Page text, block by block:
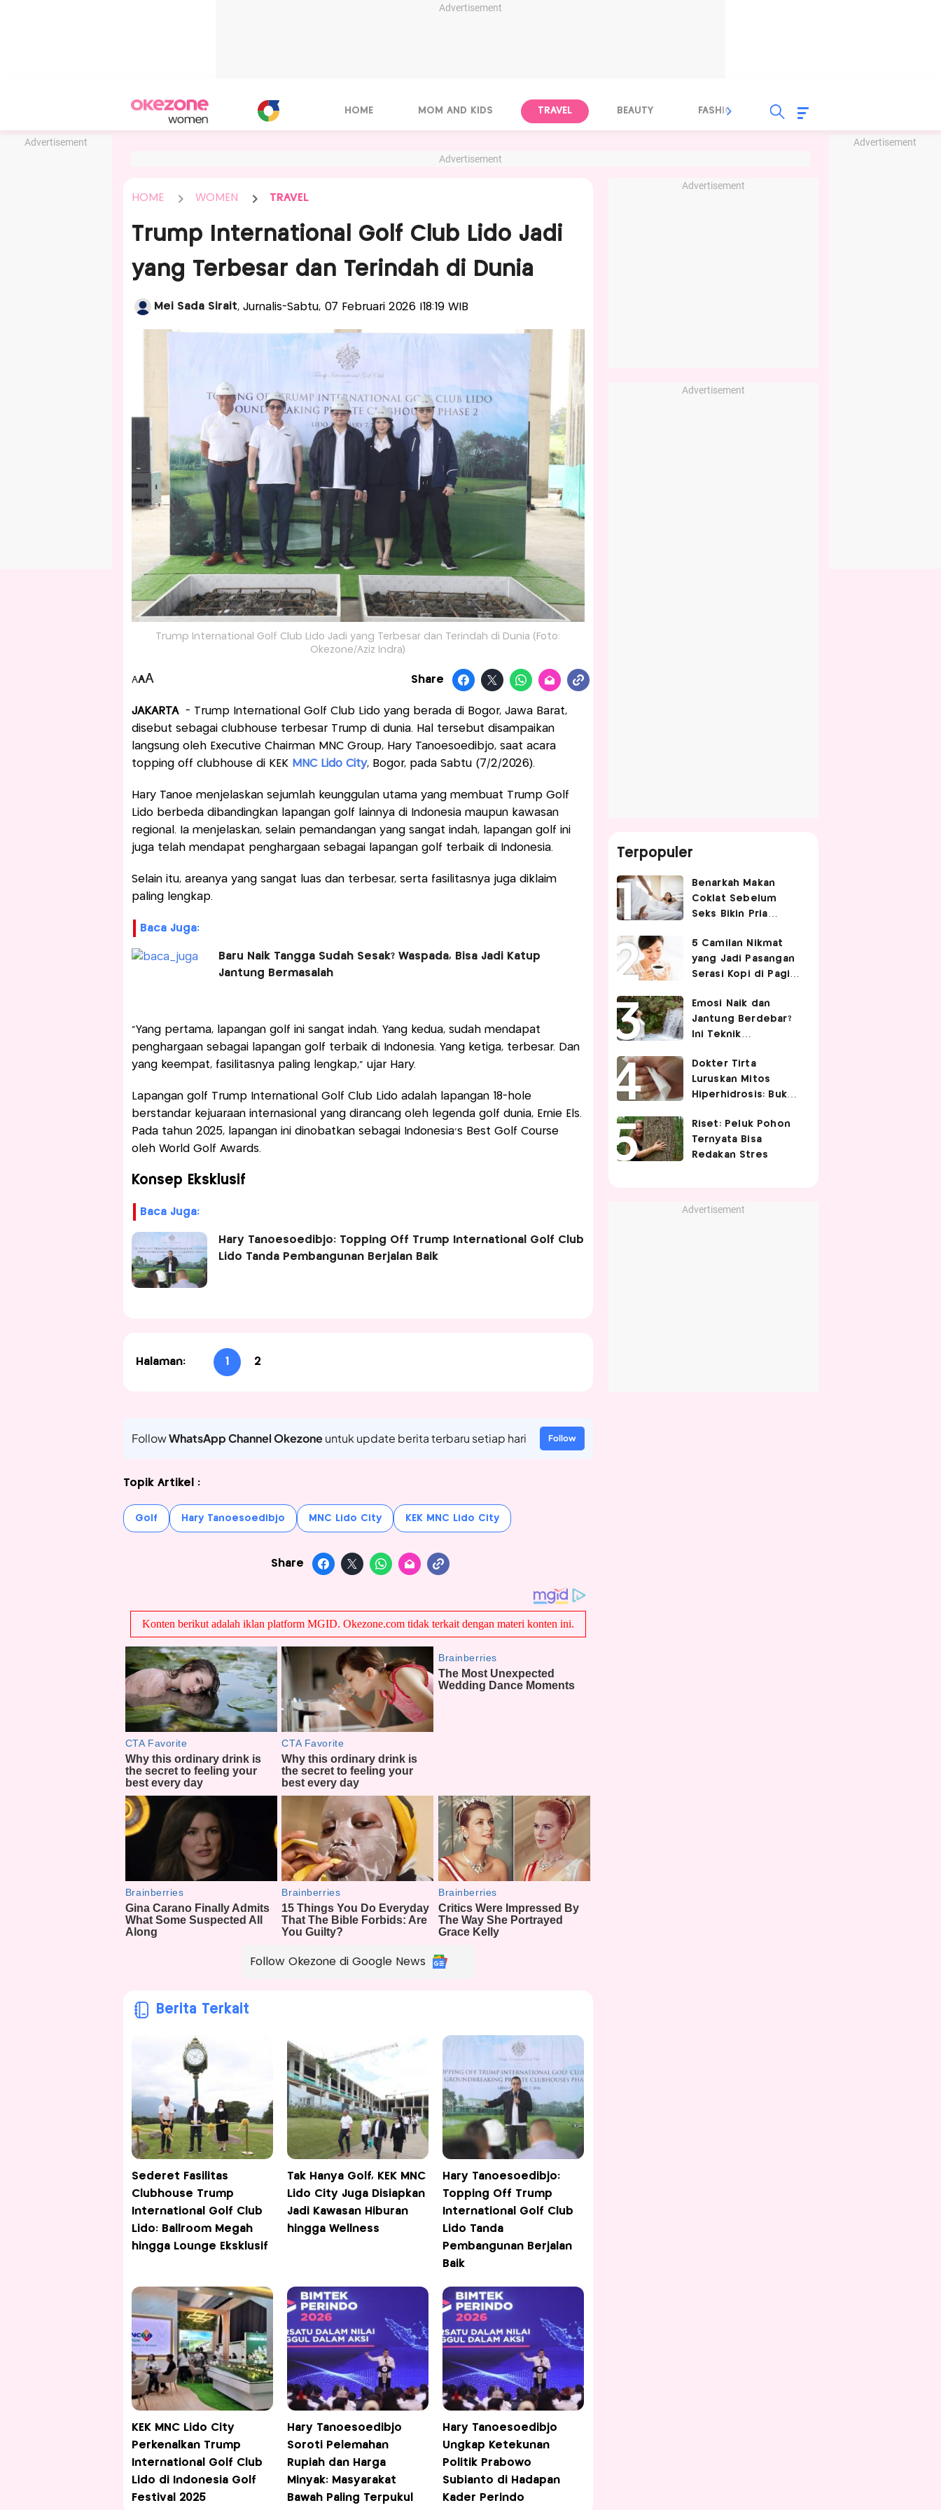
Advertisement
Advertisement Advertisement
HOME MOM AND KIDS TRAVEL BEAUTY FASHION FOOD
Advertisement
HOME WOMEN TRAVEL
Trump International Golf Club Lido Jadi
yang Terbesar dan Terindah di Dunia
Mei Sada Sirait, Jurnalis-Sabtu, 07 Februari 2026 |18:19 WIB
Trump International Golf Club Lido Jadi yang Terbesar dan Terindah di Dunia (Foto:
Okezone/Aziz Indra)
AAA Share
JAKARTA - Trump International Golf Club Lido yang berada di Bogor, Jawa Barat,
disebut sebagai clubhouse terbesar Trump di dunia. Hal tersebut disampaikan
langsung oleh Executive Chairman MNC Group, Hary Tanoesoedibjo, saat acara
topping off clubhouse di KEK MNC Lido City, Bogor, pada Sabtu (7/2/2026).
Hary Tanoe menjelaskan sejumlah keunggulan utama yang membuat Trump Golf
Lido berbeda dibandingkan lapangan golf lainnya di Indonesia maupun kawasan
regional. Ia menjelaskan, selain pemandangan yang sangat indah, lapangan golf ini
juga telah mendapat penghargaan sebagai lapangan golf terbaik di Indonesia.
Selain itu, areanya yang sangat luas dan terbesar, serta fasilitasnya juga diklaim
paling lengkap.
Baca Juga:
Baru Naik Tangga Sudah Sesak? Waspada, Bisa Jadi Katup
Jantung Bermasalah
“Yang pertama, lapangan golf ini sangat indah. Yang kedua, sudah mendapat
penghargaan sebagai lapangan golf terbaik di Indonesia. Yang ketiga, terbesar. Dan
yang keempat, fasilitasnya paling lengkap,” ujar Hary.
Lapangan golf Trump International Golf Club Lido adalah lapangan 18-hole
berstandar kejuaraan internasional yang dirancang oleh legenda golf dunia, Ernie Els.
Pada tahun 2025, lapangan ini dinobatkan sebagai Indonesia’s Best Golf Course
oleh World Golf Awards.
Konsep Eksklusif
Baca Juga:
Hary Tanoesoedibjo: Topping Off Trump International Golf Club
Lido Tanda Pembangunan Berjalan Baik
Halaman: 1 2
FollowWhatsApp Channel Okezoneuntuk update berita terbaru setiap hari Follow
Topik Artikel :
Golf Hary Tanoesoedibjo MNC Lido City KEK MNC Lido City
Share
Follow Okezone di Google News
Berita Terkait
Sederet Fasilitas
Clubhouse Trump
International Golf Club
Lido: Ballroom Megah
hingga Lounge Eksklusif
Tak Hanya Golf, KEK MNC
Lido City Juga Disiapkan
Jadi Kawasan Hiburan
hingga Wellness
Hary Tanoesoedibjo:
Topping Off Trump
International Golf Club
Lido Tanda
Pembangunan Berjalan
Baik
KEK MNC Lido City
Perkenalkan Trump
International Golf Club
Lido di Indonesia Golf
Festival 2025
Hary Tanoesoedibjo
Soroti Pelemahan
Rupiah dan Harga
Minyak: Masyarakat
Bawah Paling Terpukul
Hary Tanoesoedibjo
Ungkap Ketekunan
Politik Prabowo
Subianto di Hadapan
Kader Perindo
Advertisement
Advertisement
Terpopuler
Benarkah Makan
Coklat Sebelum
Seks Bikin Pria
Cek 5 Faktanya
5 Camilan Nikmat
yang Jadi Pasangan
Serasi Kopi di Pagi
Emosi Naik dan
Jantung Berdebar?
Ini Teknik
Bisa Bantu Tubuh
Lebih Tenang
Dokter Tirta
Luruskan Mitos
Hiperhidrosis: Bukan
Jantung, tapi Saraf
Simpatis Berlebihan
Riset: Peluk Pohon
Ternyata Bisa
Redakan Stres
Advertisement